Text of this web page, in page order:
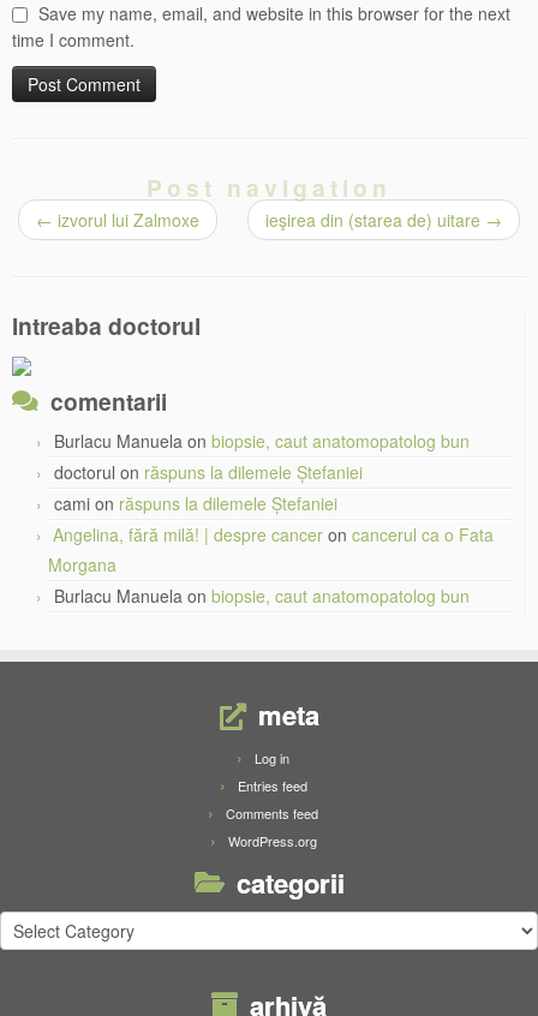
Save my name, email, and website in this browser for the next
time I comment.
Post navigation
← izvorul lui Zalmoxe ieşirea din (starea de) uitare →
Intreaba doctorul
comentarii
Burlacu Manuela on biopsie, caut anatomopatolog bun
doctorul on răspuns la dilemele Ștefaniei
cami on răspuns la dilemele Ștefaniei
Angelina, fără milă! | despre cancer on cancerul ca o Fata
Morgana
Burlacu Manuela on biopsie, caut anatomopatolog bun
meta
Log in
Entries feed
Comments feed
WordPress.org
categorii
categorii
arhivă